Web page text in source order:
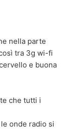
nella parte
tra 3g wi-fi
e buona
che tutti i
onde radio si